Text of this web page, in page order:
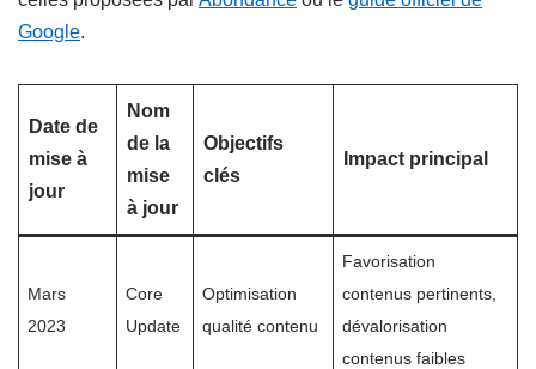
Google.
Date de
mise à
jour
Nom
de la
mise
à jour
Objectifs
clés
Impact principal
Mars
2023
Core
Update
Optimisation
qualité contenu
Favorisation
contenus pertinents,
dévalorisation
contenus faibles